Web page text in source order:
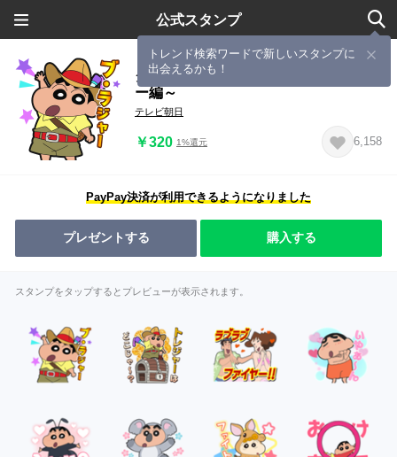
公式スタンプ
トレンド検索ワードで新しいスタンプに
出会えるかも！
クレヨンしんちゃん ～アドベンチャ
ー編～
テレビ朝日
￥320 1%還元 6,158
PayPay決済が利用できるようになりました
プレゼントする 購入する
スタンプをタップするとプレビューが表示されます。